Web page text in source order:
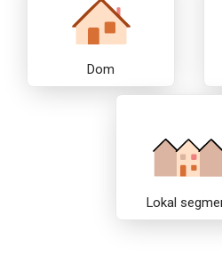
Dom
Lokal